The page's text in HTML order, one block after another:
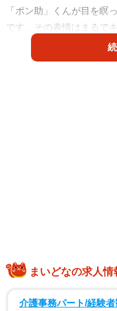
「ポン助」くんが目を瞑
です。その表情はまるで
なポン助くんと「自分も
コメントが相次ぎました
まいどなの求人情
介護事務パート/経験